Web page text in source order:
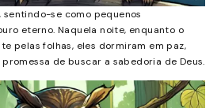
se como pequenos
eterno. Naquela noite, enquanto o
pelas folhas, eles dormiram em paz,
de buscar a sabedoria de Deus.